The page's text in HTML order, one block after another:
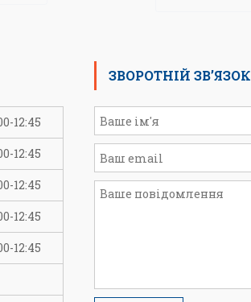
12:45
12:45
12:45
12:45
12:45
ЗВОРОТНІЙ ЗВ’ЯЗОК